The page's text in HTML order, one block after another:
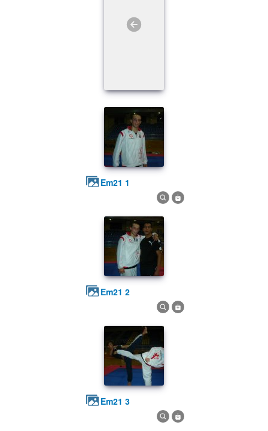
em21 1
em21 2
em21 3